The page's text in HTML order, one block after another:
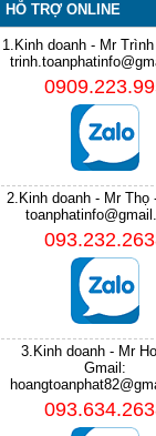
HỖ TRỢ ONLINE
1.Kinh doanh - Mr
2.Kinh doanh - Mr Thọ
3.Kinh doanh - Mr
Gmail: